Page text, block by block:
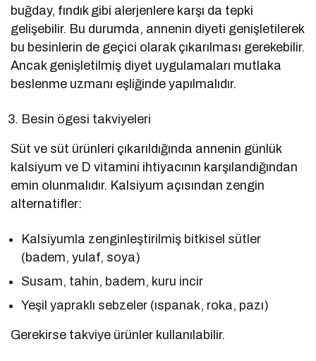
buğday, fındık gibi alerjenlere karşı da tepki
gelişebilir. Bu durumda, annenin diyeti genişletilerek
bu besinlerin de geçici olarak çıkarılması gerekebilir.
Ancak genişletilmiş diyet uygulamaları mutlaka
beslenme uzmanı eşliğinde yapılmalıdır.
Besin ögesi takviyeleri
Süt ve süt ürünleri çıkarıldığında annenin günlük
kalsiyum ve D vitamini ihtiyacının karşılandığından
emin olunmalıdır. Kalsiyum açısından zengin
alternatifler:
Kalsiyumla zenginleştirilmiş bitkisel sütler
(badem, yulaf, soya)
Susam, tahin, badem, kuru incir
Yeşil yapraklı sebzeler (ıspanak, roka, pazı)
Gerekirse takviye ürünler kullanılabilir.